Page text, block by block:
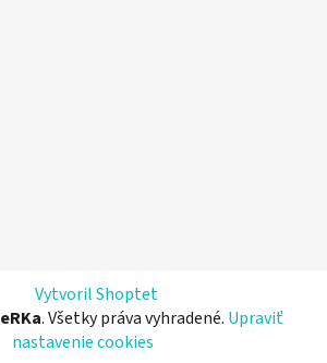
Vytvoril Shoptet
eRKa. Všetky práva vyhradené. Upraviť
nastavenie cookies